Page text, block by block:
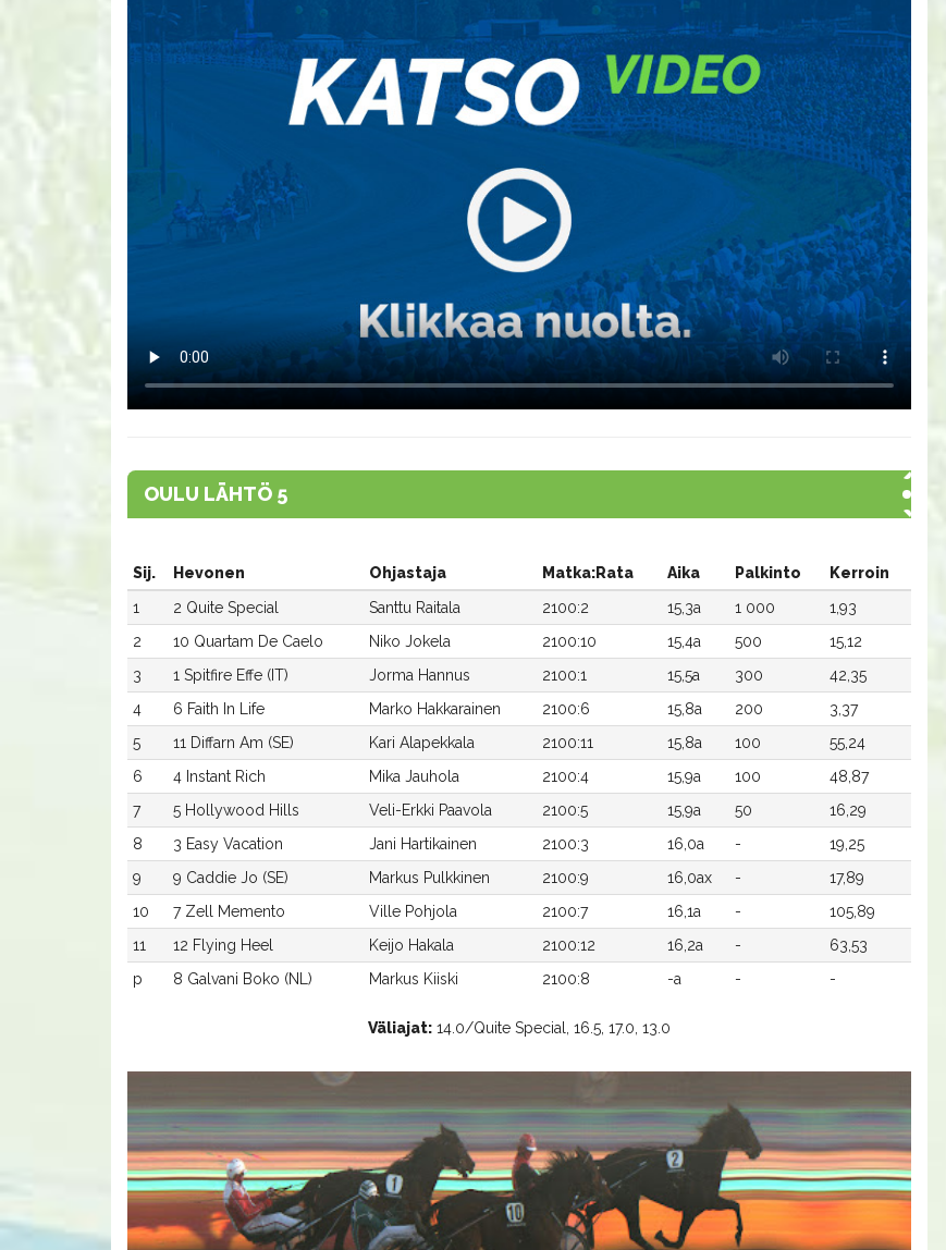
OULU LÄHTÖ 5
Sij. Hevonen Ohjastaja Matka:Rata Aika Palkinto
Kerroin
1
2 Quite Special Santtu Raitala 2100:2 15,3a 1 000
1,93
2
10 Quartam De Caelo Niko Jokela 2100:10 15,4a 500
15,12
3
1 Spitfire Effe (IT) Jorma Hannus 2100:1 15,5a 300
42,35
4
6 Faith In Life Marko Hakkarainen 2100:6 15,8a 200
3,37
5
11 Diffarn Am (SE) Kari Alapekkala 2100:11 15,8a 100
55,24
6
4 Instant Rich Mika Jauhola 2100:4 15,9a 100
48,87
7
5 Hollywood Hills Veli-Erkki Paavola 2100:5 15,9a 50
16,29
8
3 Easy Vacation Jani Hartikainen 2100:3 16,0a -
19,25
9
9 Caddie Jo (SE) Markus Pulkkinen 2100:9 16,0ax -
17,89
10
7 Zell Memento Ville Pohjola 2100:7 16,1a -
105,89
11
12 Flying Heel Keijo Hakala 2100:12 16,2a -
63,53
p
8 Galvani Boko (NL) Markus Kiiski 2100:8 -a - -
Väliajat: 14.0/Quite Special, 16.5, 17.0, 13.0